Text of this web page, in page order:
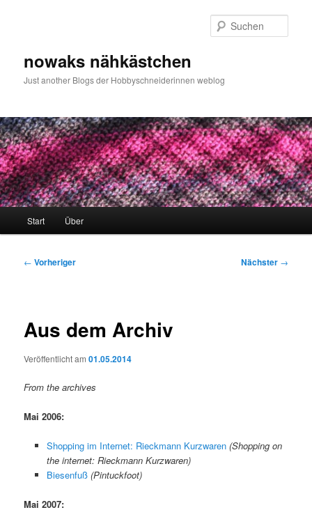
nowaks nähkästchen
Just another Blogs der Hobbyschneiderinnen weblog
Start Über
Beitragsnavigation
← Vorheriger Nächster →
Aus dem Archiv
Veröffentlicht am01.05.2014
From the archives
Mai 2006:
Shopping im Internet: Rieckmann Kurzwaren (Shopping on
the internet: Rieckmann Kurzwaren)
Biesenfuß (Pintuckfoot)
Mai 2007: